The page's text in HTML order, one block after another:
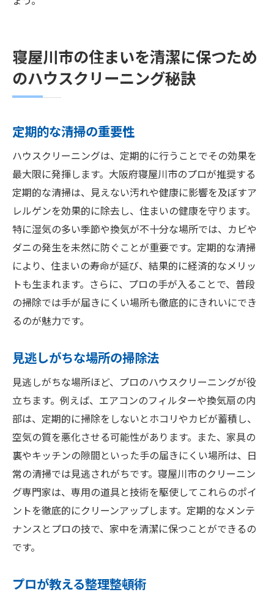
寝屋川市の住まいを清潔に保つため
のハウスクリーニング秘訣
定期的な清掃の重要性
ハウスクリーニングは、定期的に行うことでその効果を
最大限に発揮します。大阪府寝屋川市のプロが推奨する
定期的な清掃は、見えない汚れや健康に影響を及ぼすア
レルゲンを効果的に除去し、住まいの健康を守ります。
特に湿気の多い季節や換気が不十分な場所では、カビや
ダニの発生を未然に防ぐことが重要です。定期的な清掃
により、住まいの寿命が延び、結果的に経済的なメリッ
トも生まれます。さらに、プロの手が入ることで、普段
の掃除では手が届きにくい場所も徹底的にきれいにでき
るのが魅力です。
見逃しがちな場所の掃除法
見逃しがちな場所ほど、プロのハウスクリーニングが役
立ちます。例えば、エアコンのフィルターや換気扇の内
部は、定期的に掃除をしないとホコリやカビが蓄積し、
空気の質を悪化させる可能性があります。また、家具の
裏やキッチンの隙間といった手の届きにくい場所は、日
常の清掃では見逃されがちです。寝屋川市のクリーニン
グ専門家は、専用の道具と技術を駆使してこれらのポイ
ントを徹底的にクリーンアップします。定期的なメンテ
ナンスとプロの技で、家中を清潔に保つことができるの
です。
プロが教える整理整頓術